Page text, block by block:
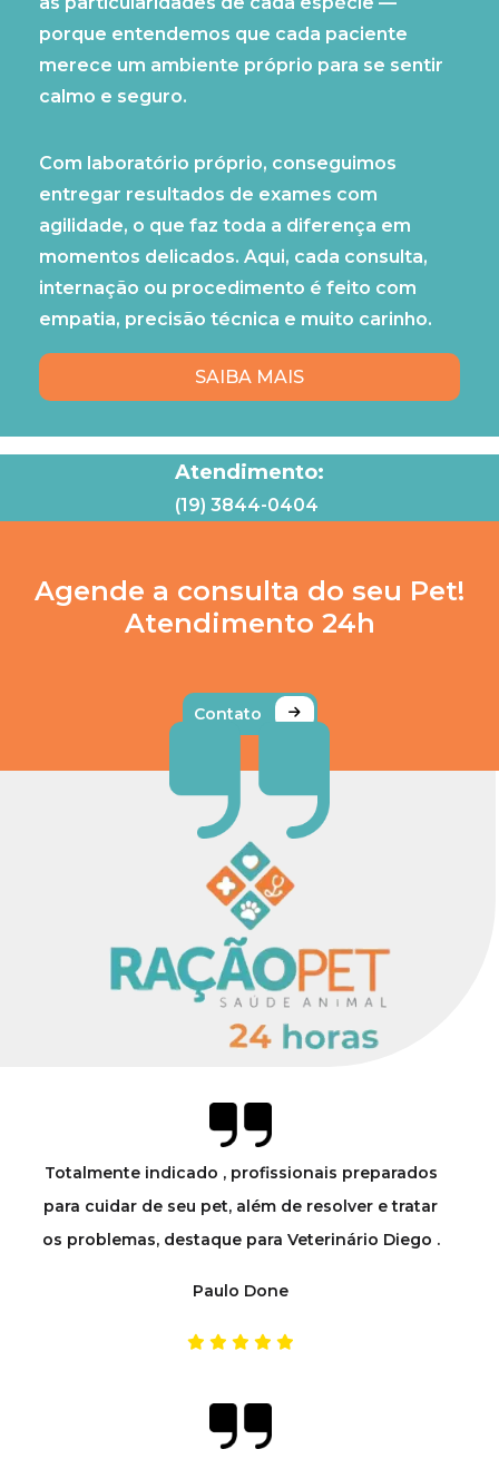
porque entendemos que cada paciente
merece um ambiente próprio para se sentir
calmo e seguro.
Com laboratório próprio, conseguimos
entregar resultados de exames com
agilidade, o que faz toda a diferença em
momentos delicados. Aqui, cada consulta,
internação ou procedimento é feito com
empatia, precisão técnica e muito carinho.
SAIBA MAIS
Atendimento:
(19) 3844-0404
Agende a consulta do seu Pet!
Atendimento 24h
Contato
Totalmente indicado , profissionais preparados
para cuidar de seu pet, além de resolver e tratar
os problemas, destaque para Veterinário Diego .
Paulo Done